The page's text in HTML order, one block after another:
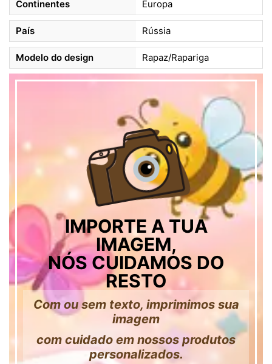
Continentes Europa
País Rússia
Modelo do design Rapaz/Rapariga
IMPORTE A TUA
IMAGEM,
NÓS CUIDAMOS DO
RESTO
Com ou sem texto, imprimimos sua
imagem
com cuidado em nossos produtos
personalizados.